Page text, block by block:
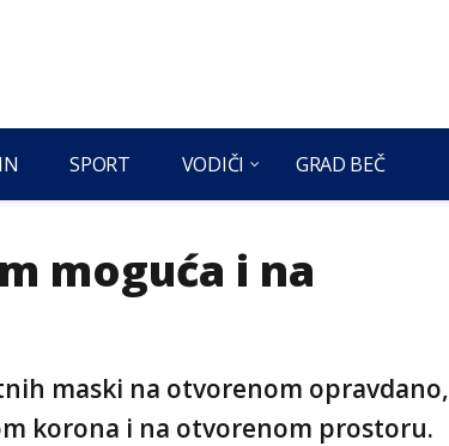
SPORT VODIČI GRAD BEČ
moguća i na
maski na otvorenom opravdano,
korona i na otvorenom prostoru.